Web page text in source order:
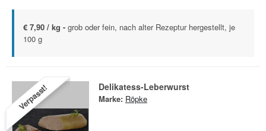
€ 7,90 / kg - grob oder fein, nach alter Rezeptur hergestellt, je
100 g
Verpasst! Delikatess-Leberwurst
Marke: Röpke